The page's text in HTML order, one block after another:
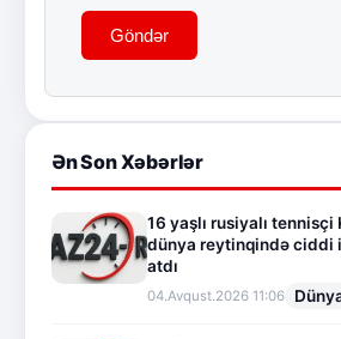
Göndər
Ən Son Xəbərlər
16 yaşlı rusiyalı
dünya reytinqində ciddi
atdı
04.Avqust.2026 11:06